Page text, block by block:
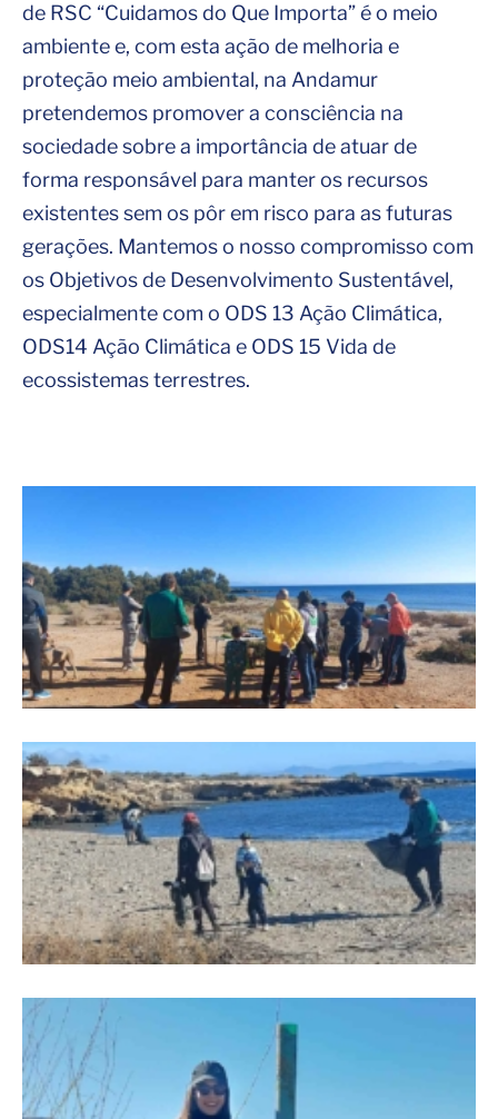
de RSC “Cuidamos do Que Importa” é o meio
ambiente e, com esta ação de melhoria e
proteção meio ambiental, na Andamur
pretendemos promover a consciência na
sociedade sobre a importância de atuar de
forma responsável para manter os recursos
existentes sem os pôr em risco para as futuras
gerações. Mantemos o nosso compromisso com
os Objetivos de Desenvolvimento Sustentável,
especialmente com o ODS 13 Ação Climática,
ODS14 Ação Climática e ODS 15 Vida de
ecossistemas terrestres.